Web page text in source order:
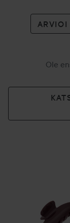
ARVIOI
Ole